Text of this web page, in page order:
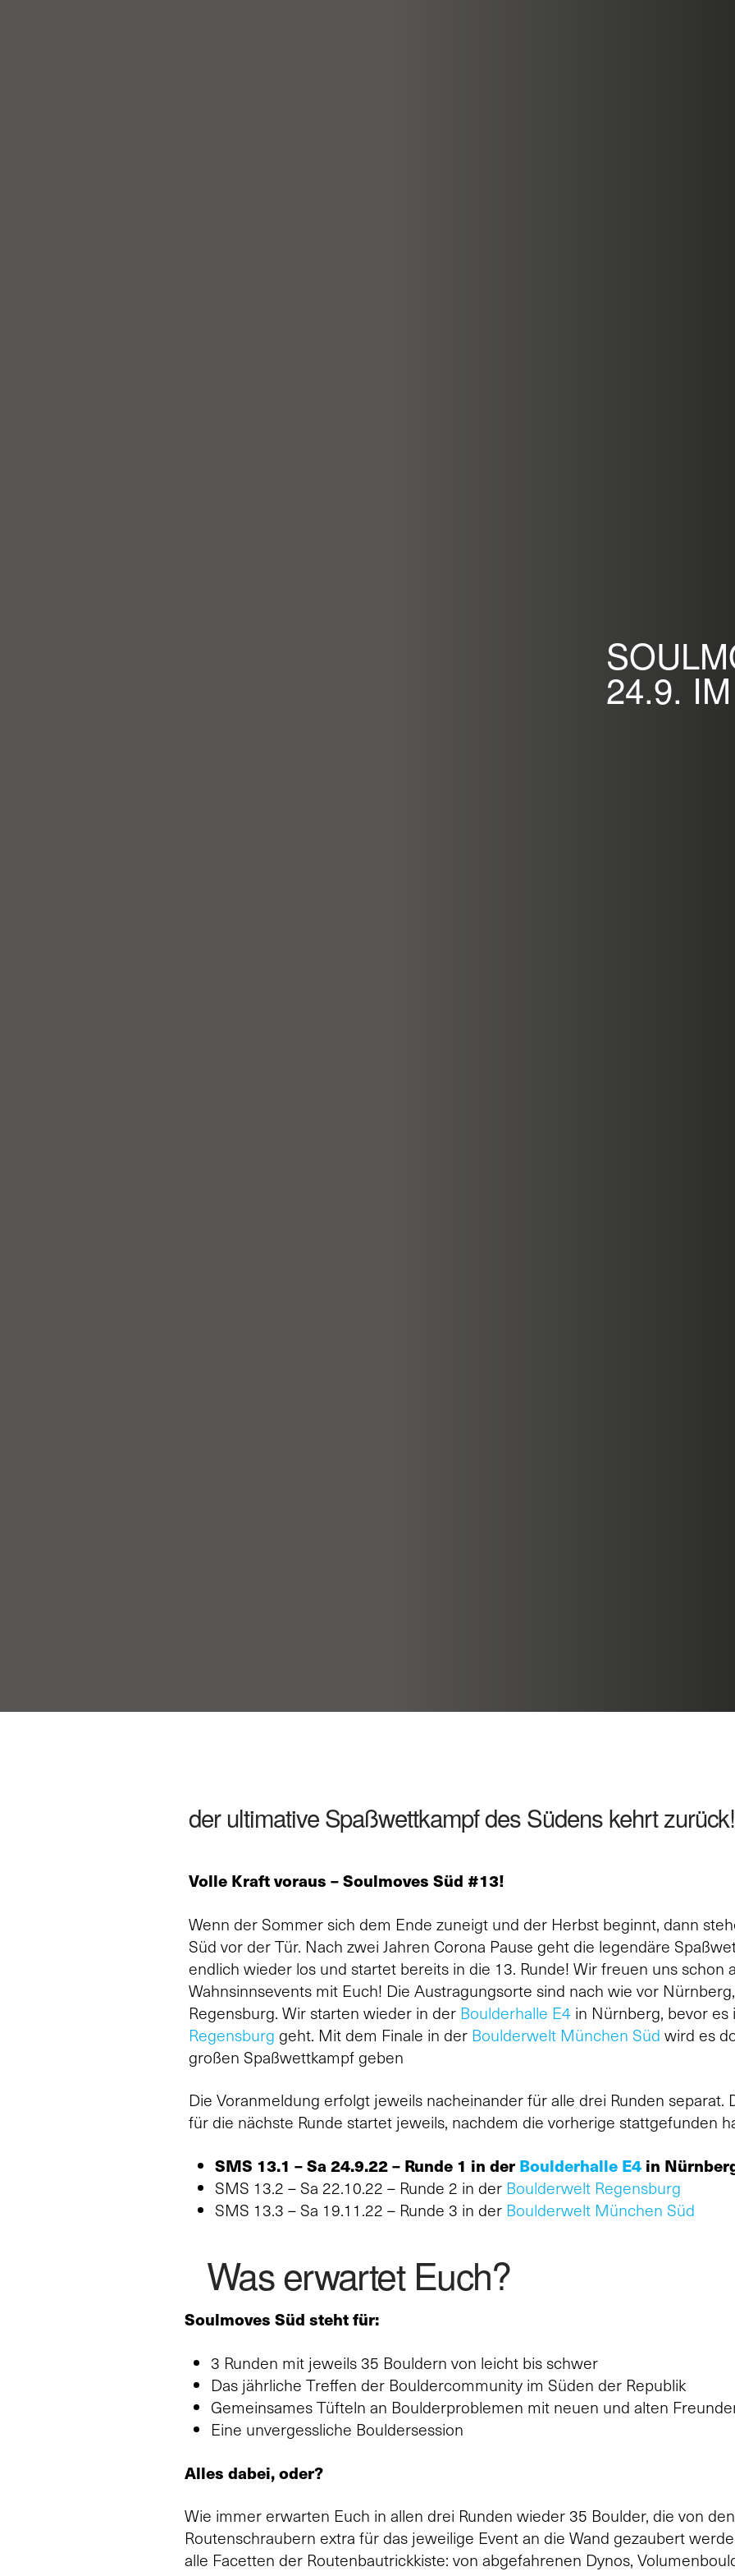
24.9.
der ultimative Spaßwettkampf des Südens kehrt zurück!
Volle Kraft voraus – Soulmoves Süd #13!
Wenn der Sommer sich dem Ende zuneigt und der Herbst beginnt, dann
Süd vor der Tür. Nach zwei Jahren Corona Pause geht die legendäre
endlich wieder los und startet bereits in die 13. Runde! Wir freuen uns schon
Wahnsinnsevents mit Euch! Die Austragungsorte sind nach wie vor
Regensburg. Wir starten wieder in der Boulderhalle E4 in Nürnberg, bevor es
Regensburg geht. Mit dem Finale in der Boulderwelt München Süd wird es
großen Spaßwettkampf geben
Die Voranmeldung erfolgt jeweils nacheinander für alle drei Runden separat.
für die nächste Runde startet jeweils, nachdem die vorherige stattgefunden
SMS 13.1 – Sa 24.9.22 – Runde 1 in der Boulderhalle E4 in
SMS 13.2 – Sa 22.10.22 – Runde 2 in der Boulderwelt Regensburg
SMS 13.3 – Sa 19.11.22 – Runde 3 in der Boulderwelt München Süd
Was erwartet Euch?
Soulmoves Süd steht für:
3 Runden mit jeweils 35 Bouldern von leicht bis schwer
Das jährliche Treffen der Bouldercommunity im Süden der Republik
Gemeinsames Tüfteln an Boulderproblemen mit neuen und alten
Eine unvergessliche Bouldersession
Alles dabei, oder?
Wie immer erwarten Euch in allen drei Runden wieder 35 Boulder, die von
Routenschraubern extra für das jeweilige Event an die Wand gezaubert
alle Facetten der Routenbautrickkiste: von abgefahrenen Dynos,